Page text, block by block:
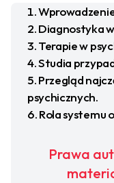
Diagnostyka
Terapie w
Studia
Przegląd
psychicznych.
Rola systemu
Prawa